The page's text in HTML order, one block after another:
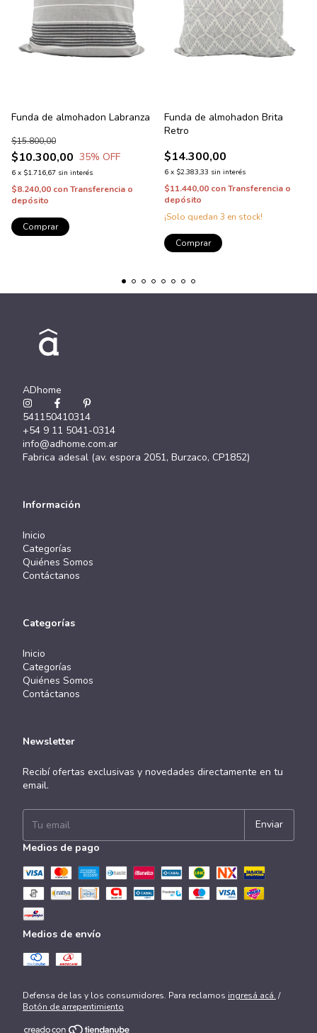
Funda de almohadon Labranza
$10.300,00
$15.800,00
35% OFF
6 x $1.716,67 sin interés
$8.240,00 conTransferencia o
depósito
Comprar
Funda de almohadon Brita
Retro
$14.300,00
6 x $2.383,33 sin interés
$11.440,00 conTransferencia o
depósito
¡Solo quedan 3 en stock!
Comprar
ADhome
541150410314
+54 9 11 5041-0314
info@adhome.com.ar
Fabrica adesal (av. espora 2051, Burzaco, CP1852)
Información
Inicio
Categorías
Quiénes Somos
Contáctanos
Categorías
Inicio
Categorías
Quiénes Somos
Contáctanos
Newsletter
Recibí ofertas exclusivas y novedades directamente en tu
email.
Medios de pago
Medios de envío
Defensa de las y los consumidores. Para reclamos ingresá acá. /
Botón de arrepentimiento